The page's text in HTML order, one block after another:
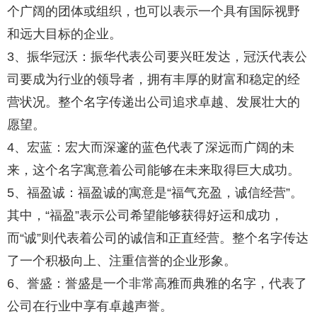
个广阔的团体或组织，也可以表示一个具有国际视野
和远大目标的企业。
3、振华冠沃：振华代表公司要兴旺发达，冠沃代表公
司要成为行业的领导者，拥有丰厚的财富和稳定的经
营状况。整个名字传递出公司追求卓越、发展壮大的
愿望。
4、宏蓝：宏大而深邃的蓝色代表了深远而广阔的未
来，这个名字寓意着公司能够在未来取得巨大成功。
5、福盈诚：福盈诚的寓意是“福气充盈，诚信经营”。
其中，“福盈”表示公司希望能够获得好运和成功，
而“诚”则代表着公司的诚信和正直经营。整个名字传达
了一个积极向上、注重信誉的企业形象。
6、誉盛：誉盛是一个非常高雅而典雅的名字，代表了
公司在行业中享有卓越声誉。